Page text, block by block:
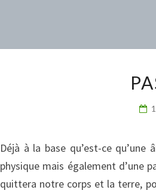
Déjà à la base qu’est-ce
physique mais également d’une
quittera notre corps et la terre,